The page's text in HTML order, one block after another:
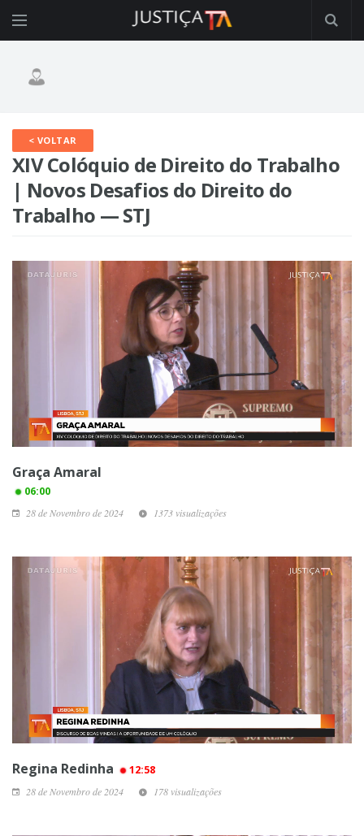
< VOLTAR
XIV Colóquio de Direito do Trabalho
| Novos Desafios do Direito do
Trabalho — STJ
Graça Amaral
06:00
28 de Novembro de 2024 1373 visualizações
Regina Redinha 12:58
28 de Novembro de 2024 178 visualizações